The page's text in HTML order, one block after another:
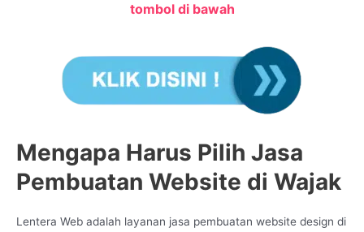
tombol di bawah
Mengapa Harus Pilih Jasa
Pembuatan Website di Wajak
Lentera Web adalah layanan jasa pembuatan website design di